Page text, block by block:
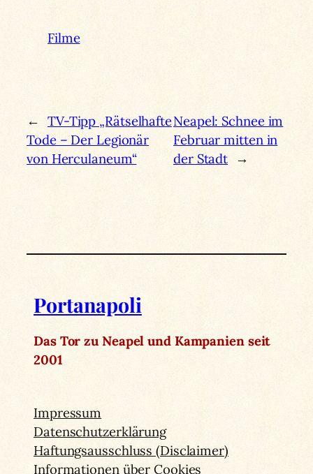
Filme
← TV-Tipp „Rätselhafte
Tode – Der Legionär
von Herculaneum“
Neapel: Schnee im
Februar mitten in
der Stadt →
Portanapoli
Das Tor zu Neapel und Kampanien seit
2001
Impressum
Datenschutzerklärung
Haftungsausschluss (Disclaimer)
Informationen über Cookies